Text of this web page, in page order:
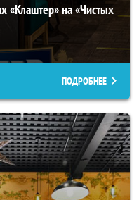
«Клаштер» на «Чистых
ПОДРОБНЕЕ